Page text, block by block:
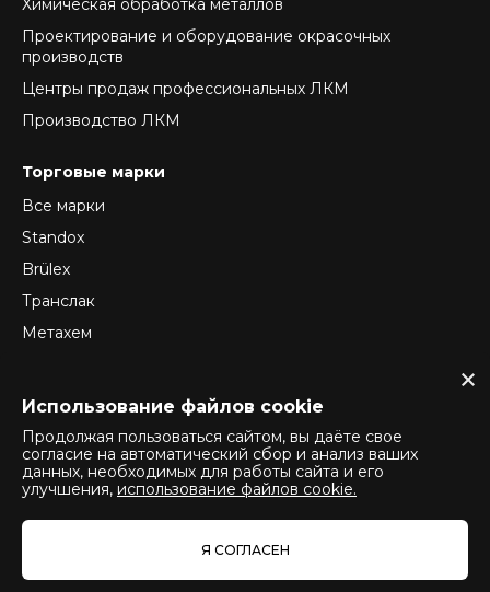
Химическая обработка металлов
Проектирование и оборудование окрасочных
производств
Центры продаж профессиональных ЛКМ
Производство ЛКМ
Торговые марки
Все марки
Standox
Brülex
Транслак
Метахем
Normex
Политика конфиденциальности
Политика использования cookie
Политика оператора обработки персональных данных
Использование файлов cookie
Продолжая пользоваться сайтом, вы даёте свое
согласие на автоматический сбор и анализ ваших
данных, необходимых для работы сайта и его
улучшения, использование файлов cookie.
Я СОГЛАСЕН